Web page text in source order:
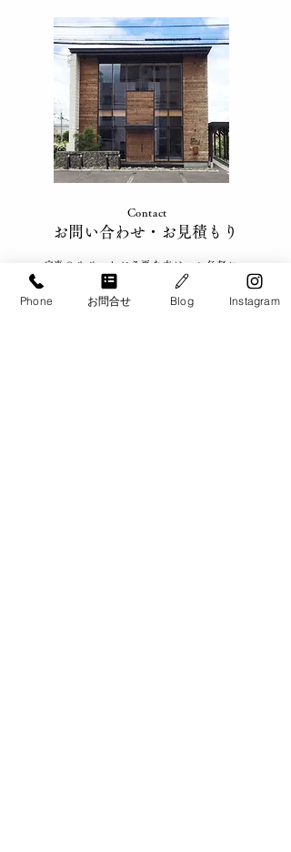
家事が回らないと感じた
ときの対処法｜忙しい家
Contact
​お問い合わせ​・お見積もり
​家事のサポートが必要な方は、お気軽に
ご相談ください。
​札幌・札幌近郊、帯広・十勝、
Phone お問合せ Blog Instagram